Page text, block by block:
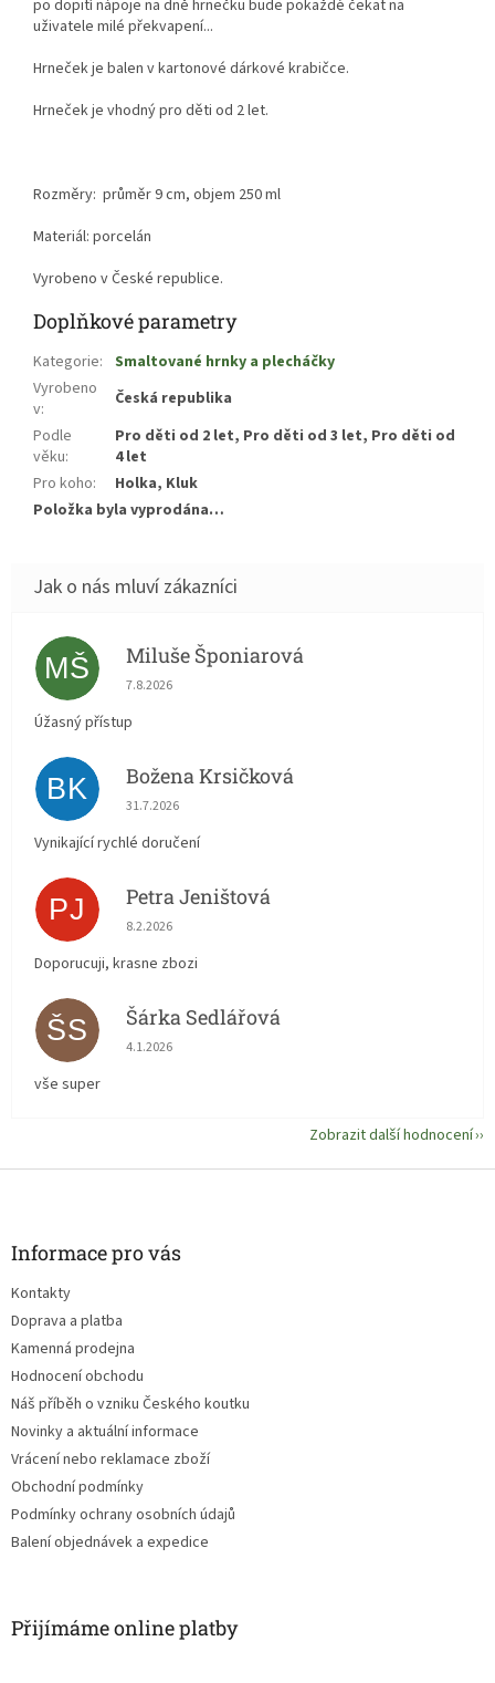
po dopití nápoje na dně hrnečku bude pokaždé čekat na
uživatele milé překvapení...
Hrneček je balen v kartonové dárkové krabičce.
Hrneček je vhodný pro děti od 2 let.
Rozměry: průměr 9 cm, objem 250 ml
Materiál: porcelán
Vyrobeno v České republice.
Doplňkové parametry
Kategorie: Smaltované hrnky a plecháčky
Vyrobeno
v:
Česká republika
Podle
věku:
Pro děti od 2 let, Pro děti od 3 let, Pro děti od
4 let
Pro koho:
Holka, Kluk
Položka byla vyprodána…
MŠ Miluše Šponiarová
Hodnocení obchodu je 5 z 5 hvězdiček.
7.8.2026
Úžasný přístup
BK Božena Krsičková
Hodnocení obchodu je 5 z 5 hvězdiček.
31.7.2026
Vynikající rychlé doručení
PJ Petra Jeništová
Hodnocení obchodu je 5 z 5 hvězdiček.
8.2.2026
Doporucuji, krasne zbozi
ŠS Šárka Sedlářová
Hodnocení obchodu je 5 z 5 hvězdiček.
4.1.2026
vše super
Zobrazit další hodnocení
Informace pro vás
Kontakty
Doprava a platba
Kamenná prodejna
Hodnocení obchodu
Náš příběh o vzniku Českého koutku
Novinky a aktuální informace
Vrácení nebo reklamace zboží
Obchodní podmínky
Podmínky ochrany osobních údajů
Balení objednávek a expedice
Přijímáme online platby